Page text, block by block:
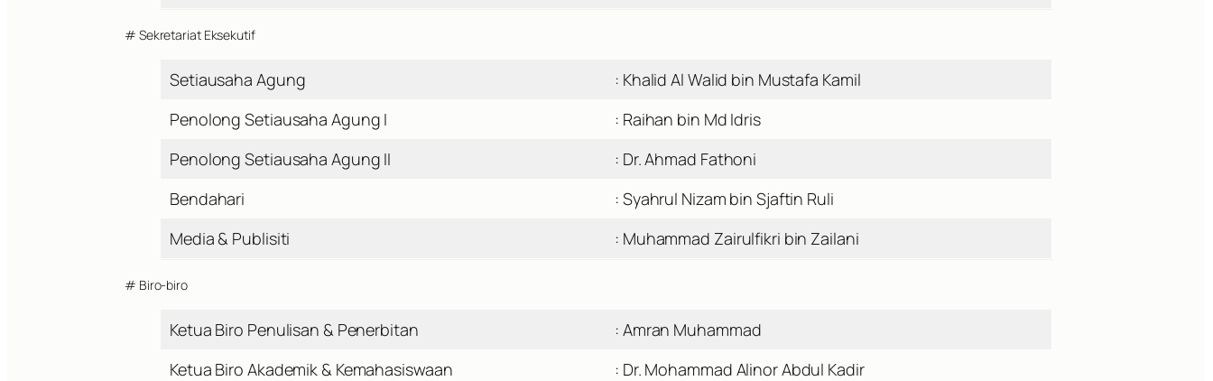
# Sekretariat Eksekutif
Setiausaha Agung
: Khalid Al Walid bin Mustafa Kamil
Penolong Setiausaha Agung I
: Raihan bin Md Idris
Penolong Setiausaha Agung II
: Dr. Ahmad Fathoni
Bendahari
: Syahrul Nizam bin Sjaftin Ruli
Media & Publisiti
: Muhammad Zairulfikri bin Zailani
# Biro-biro
Ketua Biro Penulisan & Penerbitan
: Amran Muhammad
Ketua Biro Akademik & Kemahasiswaan
: Dr. Mohammad Alinor Abdul Kadir